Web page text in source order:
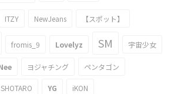
ITZY NewJeans 【スポット】
fromis_9 Lovelyz SM 宇宙少女
ヨジャチング ペンタゴン
SHOTARO YG iKON